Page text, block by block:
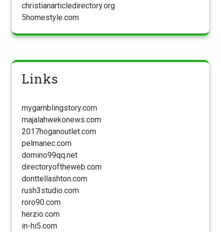
christianarticledirectory.org
5homestyle.com
Links
mygamblingstory.com
majalahwekonews.com
2017hoganoutlet.com
pelmanec.com
domino99qq.net
directoryoftheweb.com
donttellashton.com
rush3studio.com
roro90.com
herzio.com
in-hi5.com